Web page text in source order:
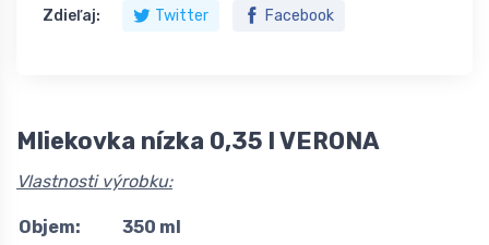
Zdieľaj: Twitter Facebook
Mliekovka nízka 0,35 l VERONA
Vlastnosti výrobku:
Objem:
350 ml